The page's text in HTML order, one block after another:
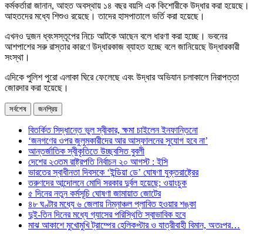
কর্মকর্তারা জানান, আহত অবস্থায় ১৪ বছর বয়সি এক কিশোরীকে উদ্ধার করা হয়েছে।
আহতদের মধ্যে শিশুও রয়েছে। তাদের হাসপাতালে ভর্তি করা হয়েছে।
এখনও দুজন ধ্বংসস্তূপের নিচে আটকে আছেন বলে ধারণা করা হচ্ছে। ভবনের
আশপাশের সরু রাস্তার কারণে উদ্ধারকাজ ব্যাহত হচ্ছে বলে জানিয়েছে উদ্ধারকারী
সংস্থা।
এদিকে পুলিশ পুরো এলাকা ঘিরে ফেলেছে এবং উদ্ধার অভিযান চলাকালে নিরাপত্তা
জোরদার করা হয়েছে।
সর্বশেষ জনপ্রিয়
বিতর্কিত সিদ্ধান্তে ভুল স্বীকার, ক্ষমা চাইলেন ইনফান্তিনো
‘জনগণের ওপর জুলুমকারীদের আর আস্ফালনের সুযোগ হবে না’
আন্তর্জাতিক স্বীকৃতিতে উচ্ছ্বসিত বুবলী
দেশের ২৩তম রাষ্ট্রপতি নির্বাচন ২০ আগস্ট : ইসি
ভারতের স্বাধীনতা দিবসকে ‘ইন্ডিয়া ডে’ ঘোষণা যুক্তরাষ্ট্রের
তরুণদের আন্দোলনে মোদি সরকার দুর্বল হয়েছে: ওয়াংচুক
৫ দিনের নতুন কর্মসূচি ঘোষণা জামায়াত জোটের
৪৮ ঘণ্টার মধ্যে ৬ জেলায় নিম্নাঞ্চল প্লাবিত হওয়ার শঙ্কা
দুই-তিন দিনের মধ্যে গ্যাসের পরিস্থিতি স্বাভাবিক হবে
মাঝ আকাশে মুখোমুখি ট্রাম্পের হেলিকপ্টার ও যাত্রীবাহী বিমান, অতঃপর…